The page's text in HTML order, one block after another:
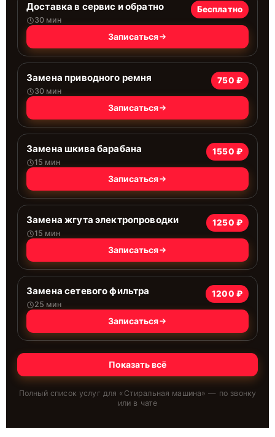
Доставка в сервис и обратно
30 мин
Бесплатно
Записаться
Замена приводного ремня
30 мин
750 ₽
Записаться
Замена шкива барабана
15 мин
1550 ₽
Записаться
Замена жгута электропроводки
15 мин
1250 ₽
Записаться
Замена сетевого фильтра
25 мин
1200 ₽
Записаться
Показать всё
Полный список услуг для « Стиральная машина» — по звонку
или в чате